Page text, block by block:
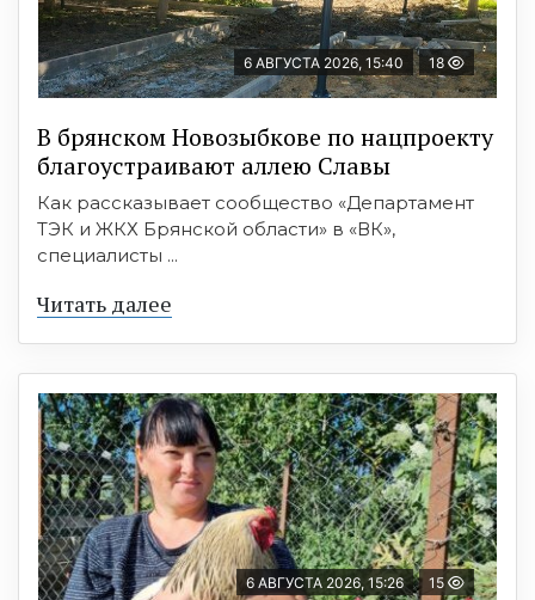
6 АВГУСТА 2026, 15:40 18
В брянском Новозыбкове по нацпроекту
благоустраивают аллею Славы
Как рассказывает сообщество «Департамент
ТЭК и ЖКХ Брянской области» в «ВК»,
специалисты ...
Читать далее
6 АВГУСТА 2026, 15:26 15